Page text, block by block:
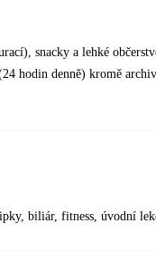
snacky a lehké
hodin denně) kromě
biliár, fitness, úvodní